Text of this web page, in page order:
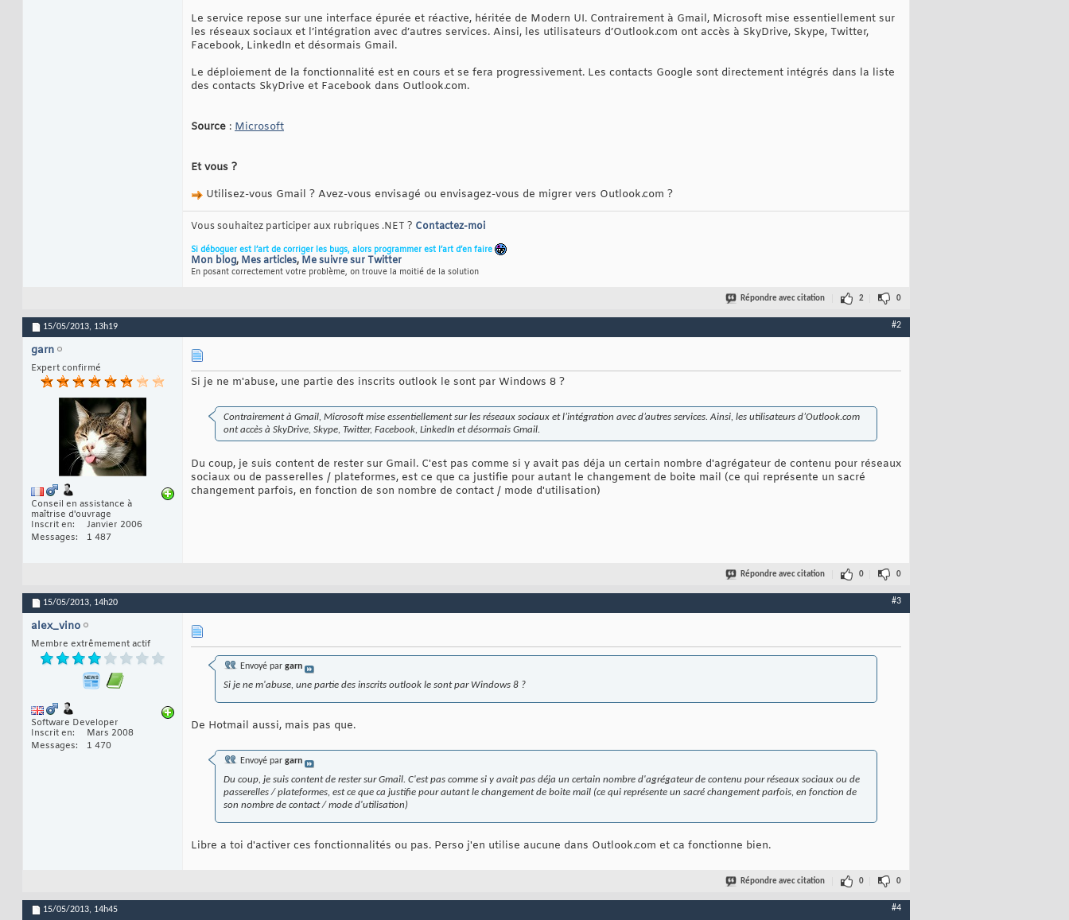
Le service repose sur une interface épurée et réactive, héritée de Modern UI. Contrairement à Gmail, Microsoft mise essentiellement sur
les réseaux sociaux et l’intégration avec d’autres services. Ainsi, les utilisateurs d’Outlook.com ont accès à SkyDrive, Skype, Twitter,
Facebook, LinkedIn et désormais Gmail.
Le déploiement de la fonctionnalité est en cours et se fera progressivement. Les contacts Google sont directement intégrés dans la liste
des contacts SkyDrive et Facebook dans Outlook.com.
Source : Microsoft
Et vous ?
Utilisez-vous Gmail ? Avez-vous envisagé ou envisagez-vous de migrer vers Outlook.com ?
Vous souhaitez participer aux rubriques .NET ? Contactez-moi
Si déboguer est l’art de corriger les bugs, alors programmer est l’art d’en faire
Mon blog, Mes articles, Me suivre sur Twitter
En posant correctement votre problème, on trouve la moitié de la solution
Répondre avec citation 2 0
15/05/2013, 13h19 #2
garn
Expert confirmé
Conseil en assistance à
maîtrise d'ouvrage
Inscrit en
Janvier 2006
Messages
1 487
Si je ne m'abuse, une partie des inscrits outlook le sont par Windows 8 ?
Contrairement à Gmail, Microsoft mise essentiellement sur les réseaux sociaux et l’intégration avec d’autres services. Ainsi, les utilisateurs d’Outlook.com
ont accès à SkyDrive, Skype, Twitter, Facebook, LinkedIn et désormais Gmail.
Du coup, je suis content de rester sur Gmail. C'est pas comme si y avait pas déja un certain nombre d'agrégateur de contenu pour réseaux
sociaux ou de passerelles / plateformes, est ce que ca justifie pour autant le changement de boite mail (ce qui représente un sacré
changement parfois, en fonction de son nombre de contact / mode d'utilisation)
Répondre avec citation 0 0
15/05/2013, 14h20 #3
alex_vino
Membre extrêmement actif
Software Developer
Inscrit en
Mars 2008
Messages
1 470
Envoyé par garn
Si je ne m'abuse, une partie des inscrits outlook le sont par Windows 8 ?
De Hotmail aussi, mais pas que.
Envoyé par garn
Du coup, je suis content de rester sur Gmail. C'est pas comme si y avait pas déja un certain nombre d'agrégateur de contenu pour réseaux sociaux ou de
passerelles / plateformes, est ce que ca justifie pour autant le changement de boite mail (ce qui représente un sacré changement parfois, en fonction de
son nombre de contact / mode d'utilisation)
Libre a toi d'activer ces fonctionnalités ou pas. Perso j'en utilise aucune dans Outlook.com et ca fonctionne bien.
Répondre avec citation 0 0
15/05/2013, 14h45 #4